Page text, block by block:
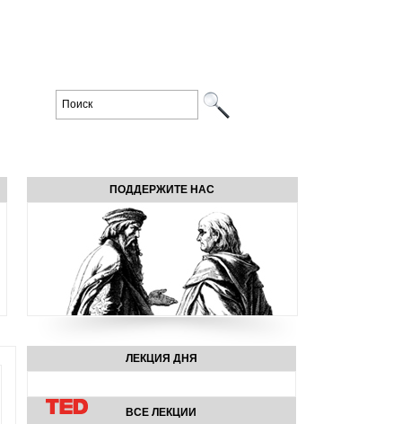
ПОДДЕРЖИТЕ НАС
ЛЕКЦИЯ ДНЯ
ВСЕ ЛЕКЦИИ